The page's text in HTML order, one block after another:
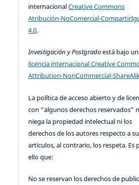
internacionalCreative Commons
Atribución-NoComercial-
4.0.
Investigación y Postgradoestá bajo
licencia internacional Creative
Attribution-NonCommercial-
La política de acceso abierto y de
con “algunos derechos reservados”
niega la propiedad intelectual ni los
derechos de los autores respecto a
artículos, al contrario, los respeta. Es
ello que:
No se reservan los derechos de